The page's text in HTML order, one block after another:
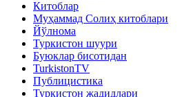
Китоблар
Муҳаммад Солиҳ китоблари
Йўлнома
Туркистон шуури
Буюклар бисотидан
TurkistonTV
Публицистика
Туркистон жадидлари